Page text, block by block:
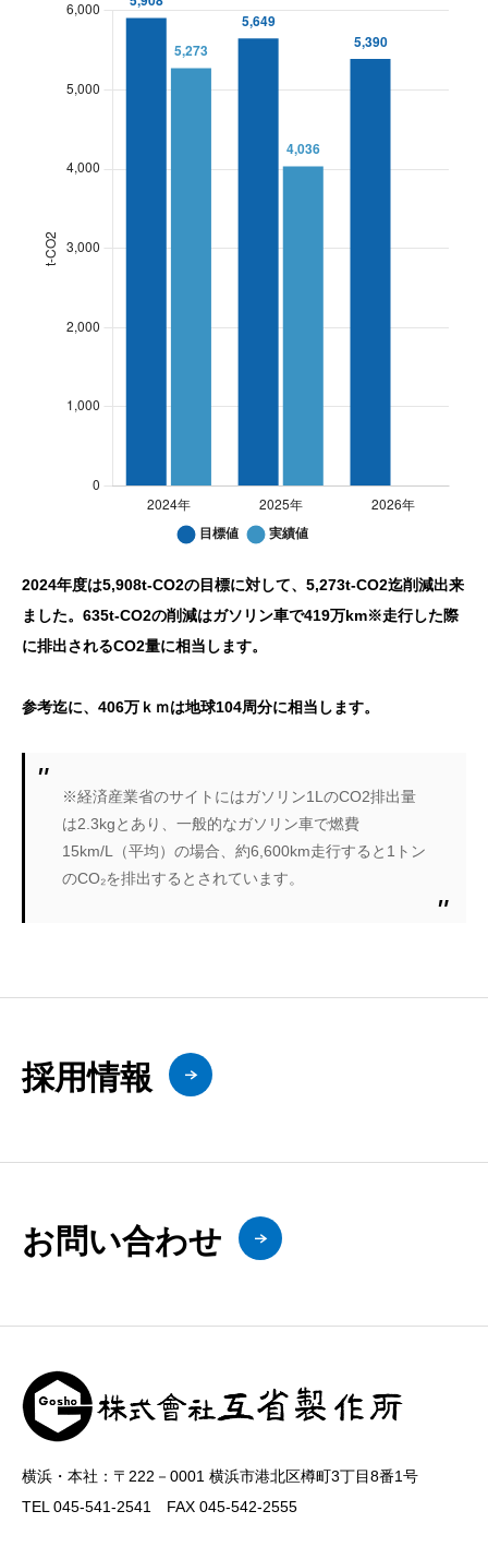
互省製作所 CO2排出量: Gosho CO2 emissions
Column chart. Gosho CO2 emissions. Data table with 3 rows and 4
互省製作所 CO2排出量
2024年 2025年 2026年
2024年度は5,908t-CO2の目標に対して、 5,273t-CO2迄削減出来
ました。 635t-CO2の削減はガソリン車で419万km※走行した際
に排出されるCO2量に相当します。
参考迄に、 406万ｋｍは地球104周分に相当します。
※経済産業省のサイトにはガソリン1L のCO2排出量
は2.3kgとあり、一般的なガソリン車で燃費
15km/L
（平均）の場合、約6,600km走行すると 1 トン
のCO₂を排出するとされています。
採用情報
お問い合わせ
横浜・本社：〒222－0001 横浜市港北区樽町3丁目8番1号
TEL 045-541-2541 FAX 045-542-2555